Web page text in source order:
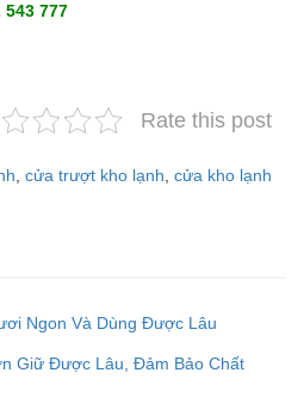
777
Rate this post
cửa trượt kho lạnh cửa kho lạnh
Ngon Và Dùng Được Lâu
Giữ Được Lâu, Đảm Bảo Chất